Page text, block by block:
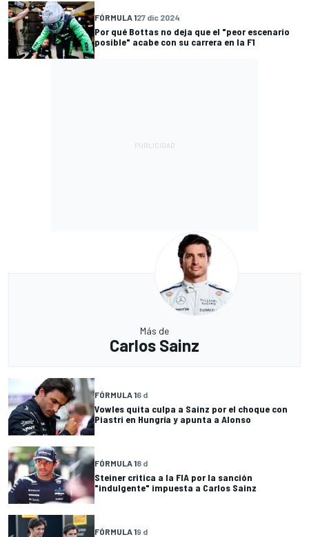
FÓRMULA 127 dic 2024
Por qué Bottas no deja que el "peor escenario
posible" acabe con su carrera en la F1
Más de
Carlos Sainz
FÓRMULA 16 d
Vowles quita culpa a Sainz por el choque con
Piastri en Hungría y apunta a Alonso
FÓRMULA 18 d
Steiner critica a la FIA por la sanción
"indulgente" impuesta a Carlos Sainz
FÓRMULA 19 d